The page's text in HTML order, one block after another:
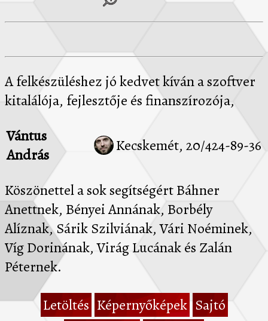
A felkészüléshez jó kedvet kíván a szoftver
kitalálója, fejlesztője és finanszírozója,
Vántus
András
Kecskemét, 20/424-89-36
Köszönettel a sok segítségért Báhner
Anettnek, Bényei Annának, Borbély
Alíznak, Sárik Szilviának, Vári Noéminek,
Víg Dorinának, Virág Lucának és Zalán
Péternek.
Letöltés Képernyőképek Sajtó